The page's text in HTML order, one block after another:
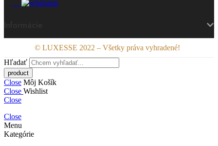
© LUXESSE 2022 – Všetky práva vyhradené!
Hľadať
Close Môj Košík
Close Wishlist
Close
Close
Menu
Kategórie